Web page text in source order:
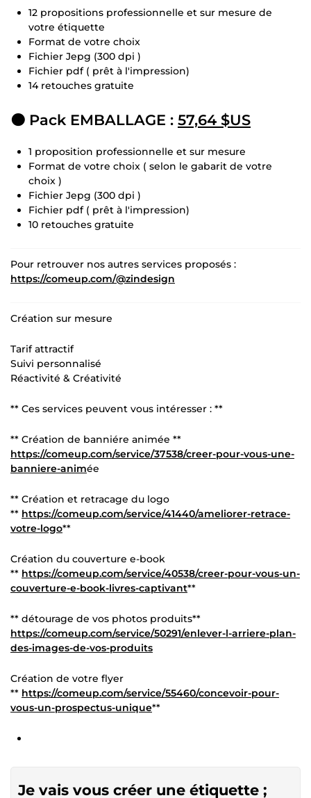
12 propositions professionnelle et sur mesure de
votre étiquette
Format de votre choix
Fichier Jepg (300 dpi )
Fichier pdf ( prêt à l'impression)
14 retouches gratuite
🟠 Pack EMBALLAGE : 57,64 $US
1 proposition professionnelle et sur mesure
Format de votre choix ( selon le gabarit de votre
choix )
Fichier Jepg (300 dpi )
Fichier pdf ( prêt à l'impression)
10 retouches gratuite
Pour retrouver nos autres services proposés :
https://comeup.com/@zindesign
Création sur mesure
Tarif attractif
Suivi personnalisé
Réactivité & Créativité
** Ces services peuvent vous intéresser : **
** Création de banniére animée **
https://comeup.com/service/37538/creer-pour-vous-une-
banniere-animée
** Création et retracage du logo
** https://comeup.com/service/41440/ameliorer-retrace-
votre-logo**
Création du couverture e-book
** https://comeup.com/service/40538/creer-pour-vous-un-
couverture-e-book-livres-captivant**
** détourage de vos photos produits**
https://comeup.com/service/50291/enlever-l-arriere-plan-
des-images-de-vos-produits
Création de votre flyer
** https://comeup.com/service/55460/concevoir-pour-
vous-un-prospectus-unique**
Je vais vous créer une étiquette ;